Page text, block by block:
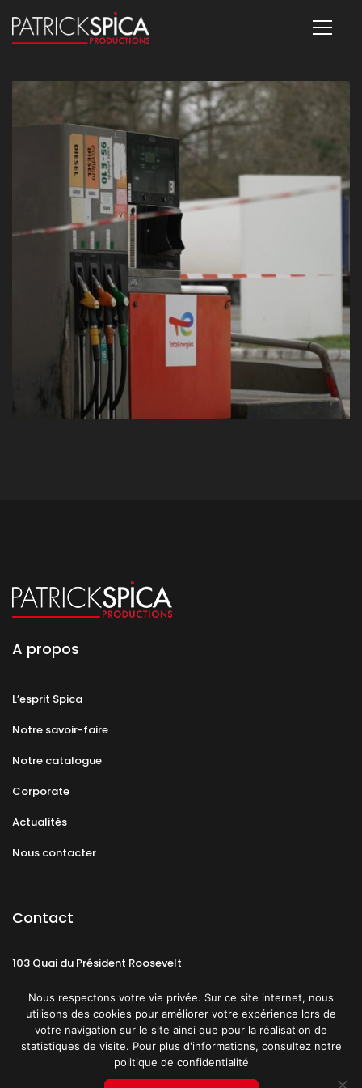
A propos
L’esprit Spica
Notre savoir-faire
Notre catalogue
Corporate
Actualités
Nous contacter
Contact
103 Quai du Président Roosevelt
CGU Politique de confidentialité
Nous respectons votre vie privée. Sur ce site internet, nous
utilisons des cookies pour améliorer votre expérience lors de
votre navigation sur le site ainsi que pour la réalisation de
statistiques de visite. Pour plus d'informations, consultez notre
politique de confidentialité